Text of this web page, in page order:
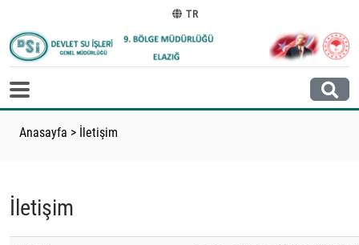
TR
Anasayfa > İletişim
İletişim